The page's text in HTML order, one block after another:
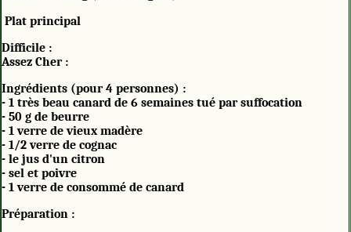
Plat principal
Difficile :
Assez Cher :
Ingrédients (pour 4 personnes) :
- 1 très beau canard de 6 semaines tué par suffocation
- 50 g de beurre
- 1 verre de vieux madère
- 1/2 verre de cognac
- le jus d'un citron
- sel et poivre
- 1 verre de consommé de canard
Préparation :